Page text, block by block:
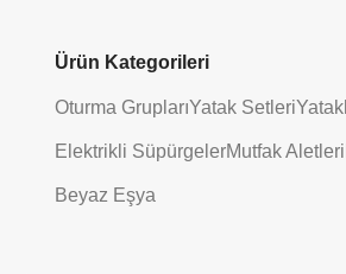
Ürün Kategorileri
Oturma GruplarıYatak Setleri
Elektrikli SüpürgelerMutfak Aletleri
Beyaz Eşya